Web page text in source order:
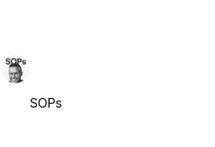
SOPs